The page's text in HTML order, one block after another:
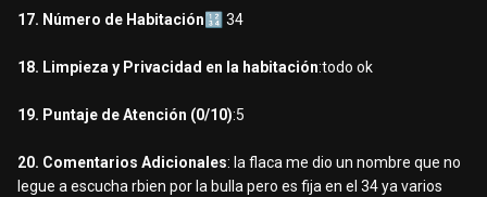
17. Número de Habitación🔢 34
18. Limpieza y Privacidad en la habitación:todo ok
19. Puntaje de Atención (0/10):5
20. Comentarios Adicionales: la flaca me dio un nombre que no
legue a escucha rbien por la bulla pero es fija en el 34 ya varios